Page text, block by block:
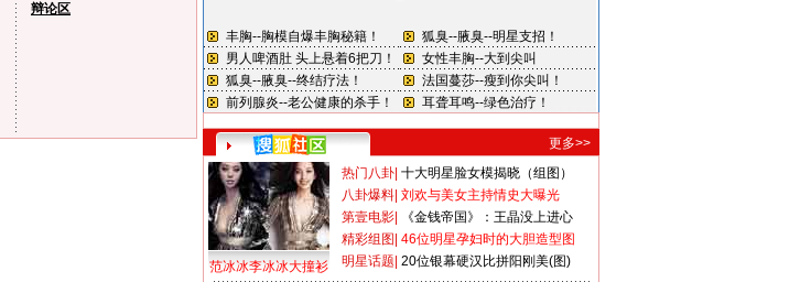
辩论区
更多>>
范冰冰李冰冰大撞衫
热门八卦 十大明星脸女模揭晓（组图）
八卦爆料 刘欢与美女主持情史大曝光
第壹电影
《金钱帝国》：王晶没上进心
精彩组图 46位明星孕妇时的大胆造型图
明星话题 20位银幕硬汉比拼阳刚美(图)